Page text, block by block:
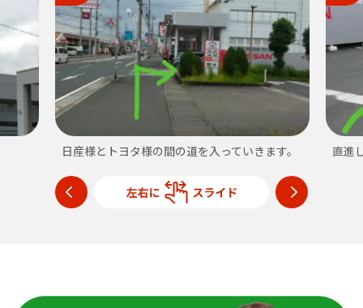
日産様とトヨタ様の間の道を入っていきます。 直進